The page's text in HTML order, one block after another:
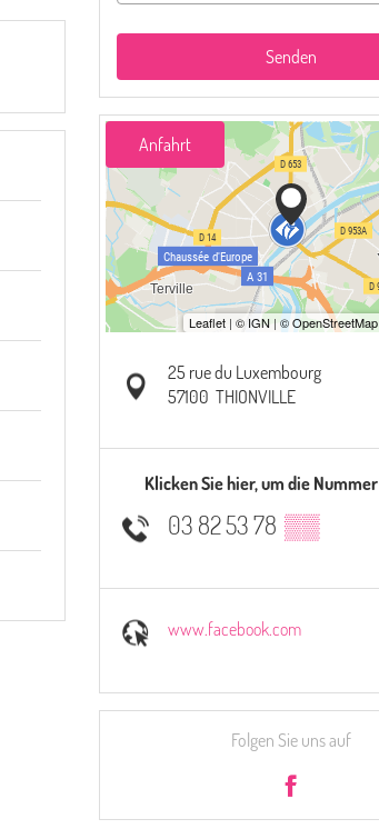
Senden
Anfahrt
25 rue du Luxembourg
57100 THIONVILLE
Klicken Sie hier, um die Nummer
03 82 53 78 ▒▒
www.facebook.com
Folgen Sie uns auf